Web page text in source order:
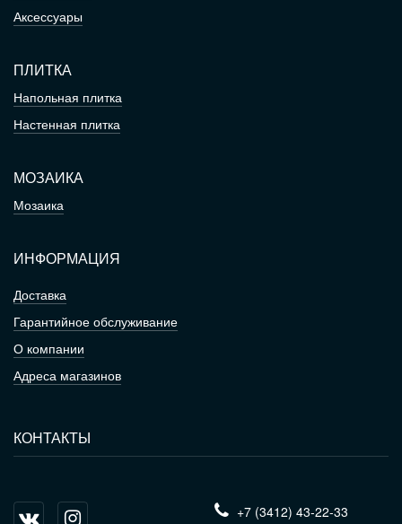
Аксессуары
ПЛИТКА
Напольная плитка
Настенная плитка
МОЗАИКА
Мозаика
ИНФОРМАЦИЯ
Доставка
Гарантийное обслуживание
О компании
Адреса магазинов
КОНТАКТЫ
+7 (3412) 43-22-33